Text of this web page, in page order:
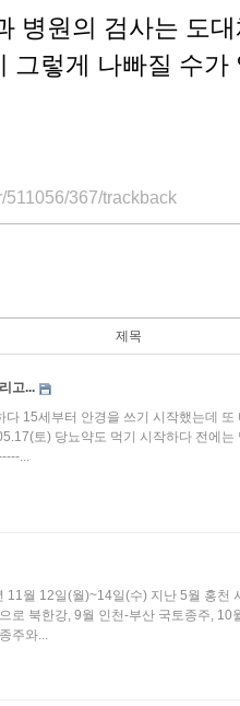
병원의 검사는 도
그렇게 나빠질 수가
511056/367/trackback
제목
고...
15세부터 안경을 쓰기 시작했는데 또
토) 당뇨약도 먹기 시작하다 전에는
...
11월 12일(월)~14일(수) 지난 5월 홍천
로 북한강, 9월 인천-부산 국토종주, 10
주와...